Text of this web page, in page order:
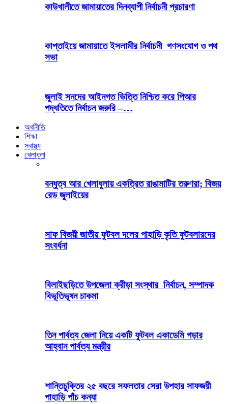
কাউখালীতে জামায়াতের দিনব্যাপী নির্বাচনী প্রচারণা
কাপ্তাইয়ে জামায়াতে ইসলামীর নির্বাচনী গণসংযোগ ও পথ
সভা
জুলাই সনদের আইনগত ভিত্তি নিশ্চিত করে পিআর
পদ্ধতিতে নির্বাচন জরুরি –…
অর্থনীতি
শিক্ষা
স্বাস্থ্য
খেলাধুলা
বন্ধুত্ব আর খেলাধুলায় একত্রিত রাঙামাটির তরুণরা; বিজয়
রেড জুলাইয়ের
সাফ বিজয়ী জাতীয় ফুটবল দলের পাহাড়ি কৃতি ফুটবলারদের
সংবর্ধনা
বিলাইছড়িতে উপজেলা ক্রীড়া সংস্থার নির্বাচন, সম্পাদক
বিভূতিভূষন চাকমা
তিন পার্বত্য জেলা নিয়ে একটি ফুটবল একাডেমি গড়ার
আহ্বান পার্বত্য মন্ত্রীর
শান্তিচুক্তির ২৫ বছরে সফলতার সেরা উপহার সাফজয়ী
পাহাড়ি পাঁচ কন্যা